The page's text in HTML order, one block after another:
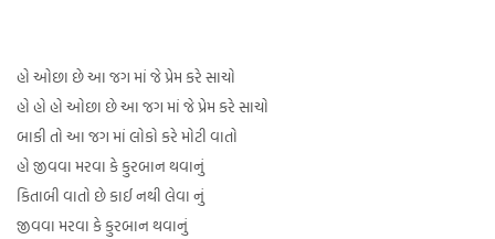
હો ઓછા છે આ જગ માં જે પ્રેમ કરે સાચો
હો હો હો ઓછા છે આ જગ માં જે પ્રેમ કરે સાચો
બાકી તો આ જગ માં લોકો કરે મોટી વાતો
હો જીવવા મરવા કે કુરબાન થવાનું
કિતાબી વાતો છે કાઈ નથી લેવા નું
જીવવા મરવા કે કુરબાન થવાનું